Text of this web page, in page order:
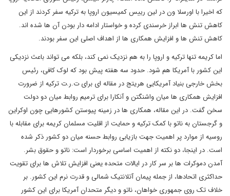
که اخیرا با اورسلا ون در لین رییس کمیسیون اروپا به ترکیه سفر کردند از این
کاهش تنش ها ابراز خرسندی کرده و خواستار ادامه دار بودن آن ها شده اند.
کاهش تنش ها و افزایش همکاری ها از اهداف اصلی این سفر بودند.
اما کریمه تنها ترکیه و اروپا را به هم نزدیک نمی کند، بلکه می تواند باعث نزدیکی
این کشور با آمریکا هم شود. حدود سه هفته پیش بود که لوک کافی، رئیس
بخش خارجی بنیاد آمریکایی هریتج در مقاله ای برای ت.ر.ت ترکیه از ضرورت
افزایش همکاری ها میان واشنگتن و آنکارا برای ترمیم روابط میان دو دولت
سخن گفت. در این مقاله، همکاری ها در زمینه پیوستن کشورهایی چون اوکراین
و گرجستان به ناتو با کمک ترکیه و حمایت از اقلیت مسلمان کریمه برای مقابله با
روسیه از موارد پر اهمیت جهت بازیابی روابط حسنه میان دو کشور ذکر شده
است. در اینجا، دو نکته از اهمیت اساسی برخوردار است: ناتو و حقوق بشر.
آمدن دموکرات ها بر سر کار در ایالات متحده یعنی افزایش تلاش ها برای تقویت
حداکثری اتحادها، از جمله پیمان آتلانتیک شمالی و قدرت نرم این کشور. بر
خلاف تک روی جمهوری خواهان، ناتو و دیگر متحدان آمریکا برای این کشور